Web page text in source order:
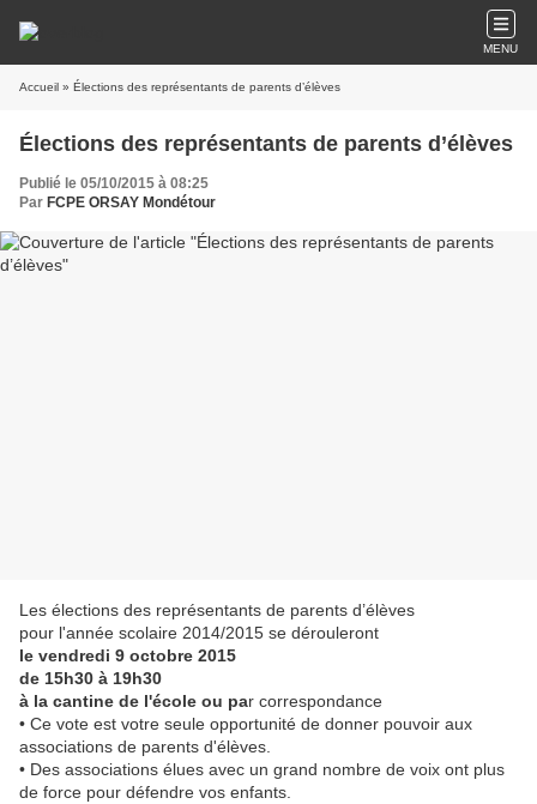
MENU
Accueil » Élections des représentants de parents d’élèves
Élections des représentants de parents d’élèves
Publié le 05/10/2015 à 08:25
Par FCPE ORSAY Mondétour
Les élections des représentants de parents d’élèves
pour l'année scolaire 2014/2015 se dérouleront
le vendredi 9 octobre 2015
de 15h30 à 19h30
à la cantine de l'école ou par correspondance
• Ce vote est votre seule opportunité de donner pouvoir aux
associations de parents d'élèves.
• Des associations élues avec un grand nombre de voix ont plus
de force pour défendre vos enfants.